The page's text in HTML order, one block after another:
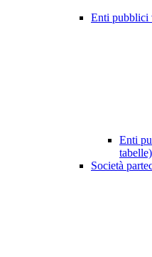
Enti pubblici
Enti
tabelle)
Società